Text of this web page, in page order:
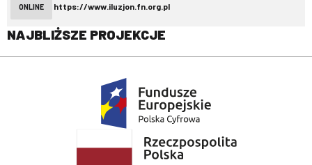
ONLINE https://www.iluzjon.fn.org.pl
NAJBLIŻSZE PROJEKCJE